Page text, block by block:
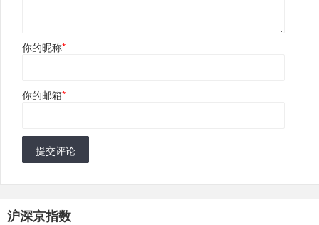
你的昵称*
你的邮箱*
提交评论
沪深京指数